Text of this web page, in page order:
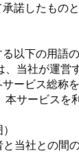
諾したものと
以下の⽤語
当社が運営
ービス総称を
サービスを
当社との間